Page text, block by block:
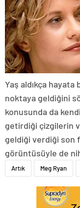
Yaş aldıkça hayata
noktaya geldiğini
konusunda da
getirdiği çizgilerin
geldiği verdiği son
görüntüsüyle de
Artık Meg Ryan